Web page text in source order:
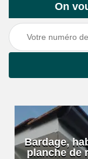
On
Bardage,
planche de